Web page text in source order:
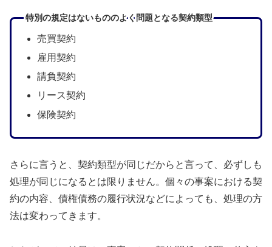
特別の規定はないもののよく問題となる契約類型
売買契約
雇用契約
請負契約
リース契約
保険契約
さらに言うと、契約類型が同じだからと言って、必ずしも
処理が同じになるとは限りません。個々の事案における契
約の内容、債権債務の履行状況などによっても、処理の方
法は変わってきます。